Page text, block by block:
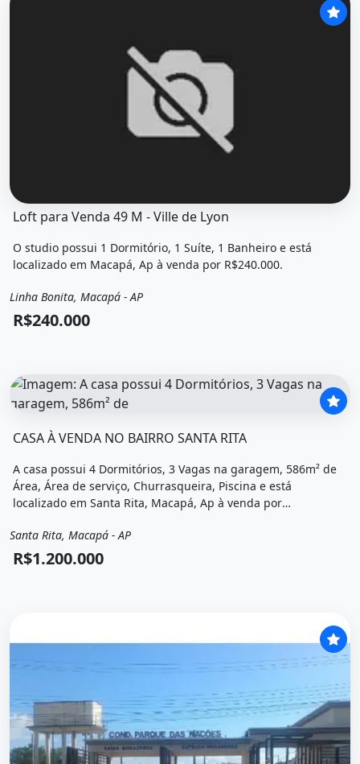
O imóvel &quot;Loft para venda 49 m - ville de
Loft para Venda 49 M - Ville de Lyon
O studio possui 1 Dormitório, 1 Suíte, 1 Banheiro e está
localizado em Macapá, Ap à venda por R$240.000.
Venda Flat / Studio
Linha Bonita, Macapá - AP
R$240.000
CASA À VENDA NO BAIRRO SANTA RITA
A casa possui 4 Dormitórios, 3 Vagas na garagem, 586m² de
Área, Área de serviço, Churrasqueira, Piscina e está
localizado em Santa Rita, Macapá, Ap à venda por
Venda
Casa
Santa Rita, Macapá - AP
R$1.200.000